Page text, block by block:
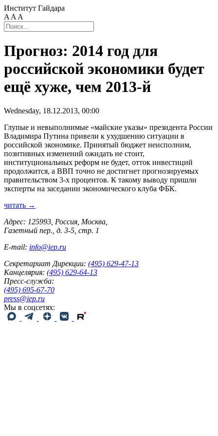
Институт Гайдара
A A A
Прогноз: 2014 год для
российской экономики будет
ещё хуже, чем 2013-й
Wednesday, 18.12.2013, 00:00
Глупые и невыполнимые «майские указы» президента России
Владимира Путина привели к ухудшению ситуации в
российской экономике. Принятый бюджет неисполним,
позитивных изменений ожидать не стоит,
институциональных реформ не будет, отток инвестиций
продолжится, а ВВП точно не достигнет прогнозируемых
правительством 3-х процентов. К такому выводу пришли
эксперты на заседании экономического клуба ФБК.
читать →
Адрес: 125993, Россия, Москва,
Газетный пер., д. 3-5, стр. 1
E-mail: info@iep.ru
Секретариат Дирекции: (495) 629-47-13
Канцелярия: (495) 629-64-13
Пресс-служба:
(495) 695-67-70
press@iep.ru
Мы в соцсетях: